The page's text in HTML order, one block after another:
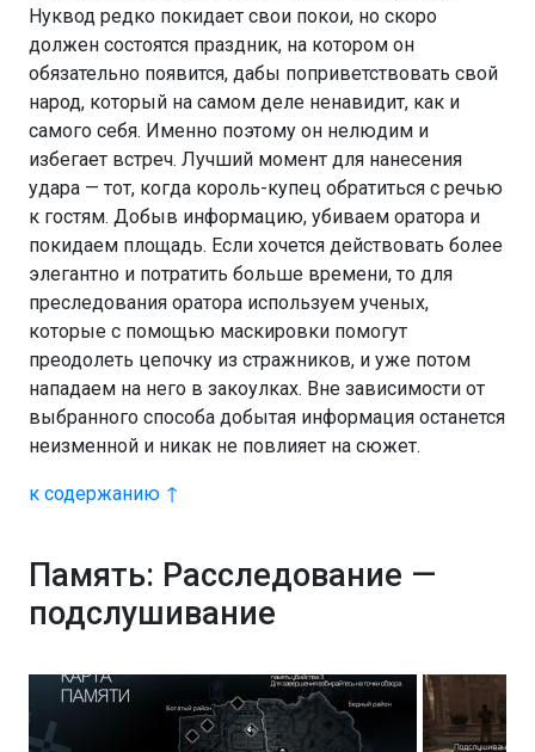
Нуквод редко покидает свои покои, но скоро
должен состоятся праздник, на котором он
обязательно появится, дабы поприветствовать свой
народ, который на самом деле ненавидит, как и
самого себя. Именно поэтому он нелюдим и
избегает встреч. Лучший момент для нанесения
удара — тот, когда король-купец обратиться с речью
к гостям. Добыв информацию, убиваем оратора и
покидаем площадь. Если хочется действовать более
элегантно и потратить больше времени, то для
преследования оратора используем ученых,
которые с помощью маскировки помогут
преодолеть цепочку из стражников, и уже потом
нападаем на него в закоулках. Вне зависимости от
выбранного способа добытая информация останется
неизменной и никак не повлияет на сюжет.
к содержанию ↑
Память: Расследование —
подслушивание